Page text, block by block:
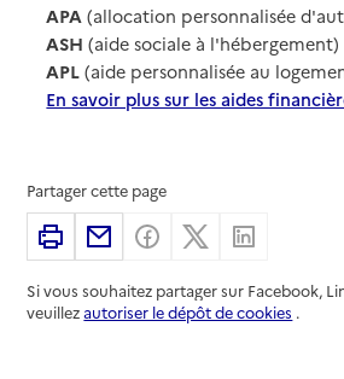
APA (allocation personnalisée
ASH (aide sociale à l'hébergement)
APL (aide personnalisée au
En savoir plus sur les aides
Partager cette page
ImprimerPartager par email
Partager surPartager sur X
Si vous souhaitez partager sur Facebook,
veuillezautoriser le dépôt de cookies .